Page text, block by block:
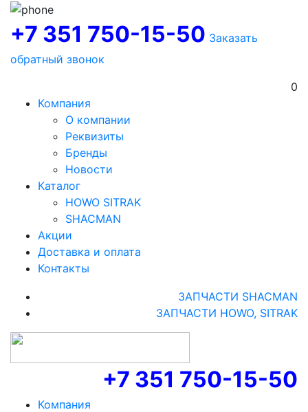
+7 351 750-15-50 Заказать
обратный звонок
0
Компания
О компании
Реквизиты
Бренды
Новости
Каталог
HOWO SITRAK
SHACMAN
Акции
Доставка и оплата
Контакты
ЗАПЧАСТИ SHACMAN
ЗАПЧАСТИ HOWO, SITRAK
+7 351 750-15-50
Компания